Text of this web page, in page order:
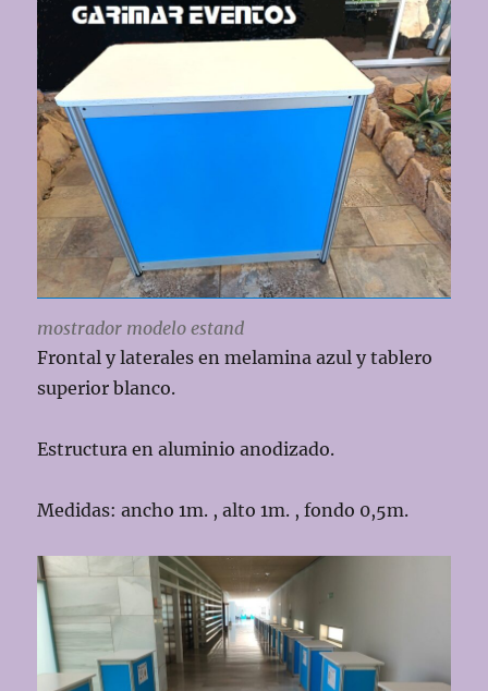
mostrador modelo estand
Frontal y laterales en melamina azul y tablero
superior blanco.
Estructura en aluminio anodizado.
Medidas: ancho 1m. , alto 1m. , fondo 0,5m.